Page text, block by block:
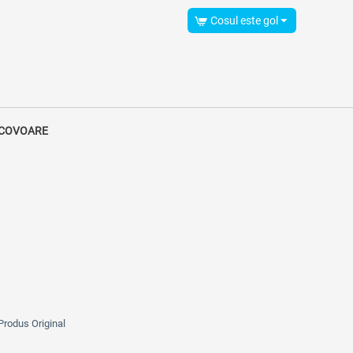
Cosul este gol
Original